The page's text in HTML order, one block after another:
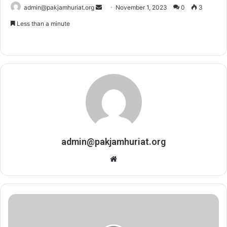
admin@pakjamhuriat.org
a
m
a
i
November 1, 2023 0 3
Less than a minute
admin@pakjamhuriat.org
b
s